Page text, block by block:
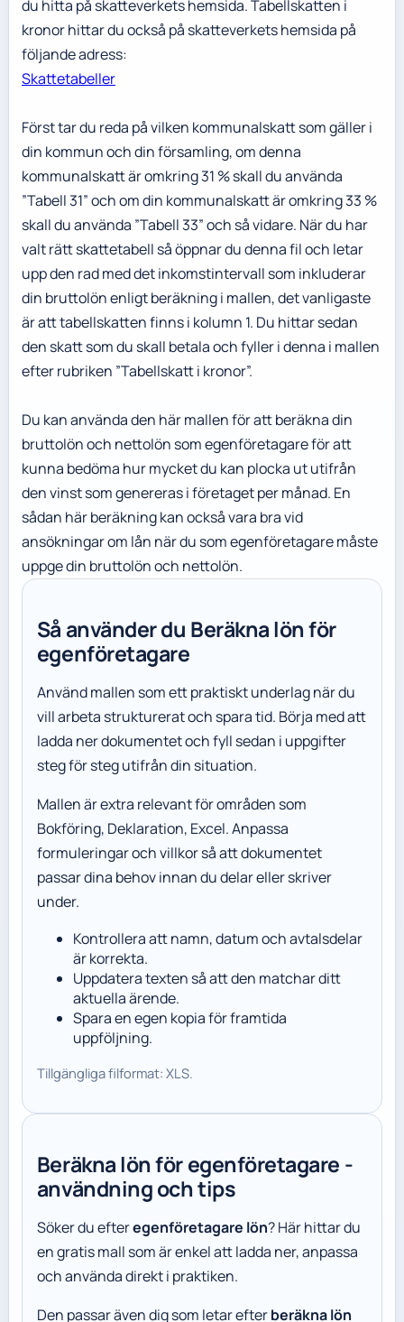
du hitta på skatteverkets hemsida. Tabellskatten i
kronor hittar du också på skatteverkets hemsida på
följande adress:
Skattetabeller
Först tar du reda på vilken kommunalskatt som gäller i
din kommun och din församling, om denna
kommunalskatt är omkring 31 % skall du använda
”Tabell 31” och om din kommunalskatt är omkring 33 %
skall du använda ”Tabell 33” och så vidare. När du har
valt rätt skattetabell så öppnar du denna fil och letar
upp den rad med det inkomstintervall som inkluderar
din bruttolön enligt beräkning i mallen, det vanligaste
är att tabellskatten finns i kolumn 1. Du hittar sedan
den skatt som du skall betala och fyller i denna i mallen
efter rubriken ”Tabellskatt i kronor”.
Du kan använda den här mallen för att beräkna din
bruttolön och nettolön som egenföretagare för att
kunna bedöma hur mycket du kan plocka ut utifrån
den vinst som genereras i företaget per månad. En
sådan här beräkning kan också vara bra vid
ansökningar om lån när du som egenföretagare måste
uppge din bruttolön och nettolön.
Så använder du Beräkna lön för
egenföretagare
Använd mallen som ett praktiskt underlag när du
vill arbeta strukturerat och spara tid. Börja med att
ladda ner dokumentet och fyll sedan i uppgifter
steg för steg utifrån din situation.
Mallen är extra relevant för områden som
Bokföring, Deklaration, Excel. Anpassa
formuleringar och villkor så att dokumentet
passar dina behov innan du delar eller skriver
under.
Kontrollera att namn, datum och avtalsdelar
är korrekta.
Uppdatera texten så att den matchar ditt
aktuella ärende.
Spara en egen kopia för framtida
uppföljning.
Tillgängliga filformat: XLS.
Beräkna lön för egenföretagare -
användning och tips
Söker du efteregenföretagare lön? Här hittar du
en gratis mall som är enkel att ladda ner, anpassa
och använda direkt i praktiken.
Den passar även dig som letar efterberäkna lön